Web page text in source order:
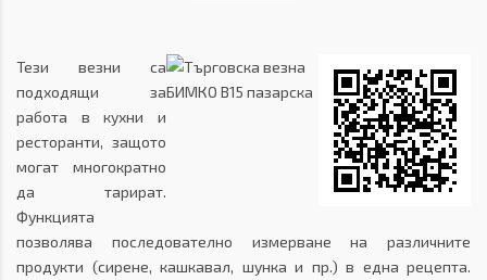
Тези везни са
подходящи за
работа в кухни и
ресторанти, защото
могат многократно
да тарират.
Функцията
позволява последователно измерване на различните
продукти (сирене, кашкавал, шунка и пр.) в една рецепта.